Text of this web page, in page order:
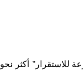
للاستقرار” أكثر نحو